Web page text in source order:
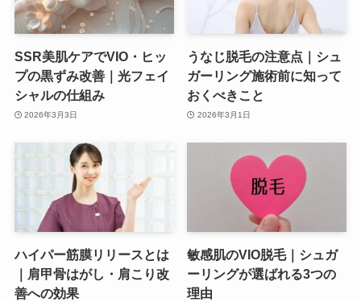
SSR美肌ケアでVIO・ヒッ
プの黒ずみ改善｜光フェイ
シャルの仕組み
2026年3月3日
うなじ脱毛の注意点｜シュ
ガーリング施術前に知って
おくべきこと
2026年3月1日
ハイパー筋膜リリースとは
｜肩甲骨はがし・肩こり改
善への効果
敏感肌のVIO脱毛｜シュガ
ーリングが選ばれる3つの
理由